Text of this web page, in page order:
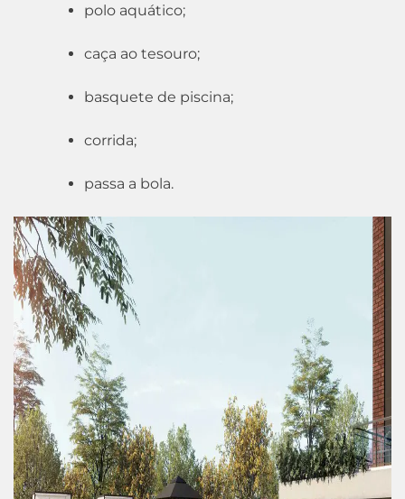
polo aquático;
caça ao tesouro;
basquete de piscina;
corrida;
passa a bola.